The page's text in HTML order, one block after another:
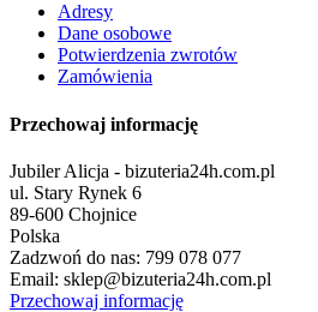
Adresy
Dane osobowe
Potwierdzenia zwrotów
Zamówienia
Przechowaj informację
Jubiler Alicja - bizuteria24h.com.pl
ul. Stary Rynek 6
89-600 Chojnice
Polska
Zadzwoń do nas: 799 078 077
Email: sklep@bizuteria24h.com.pl
Przechowaj informację